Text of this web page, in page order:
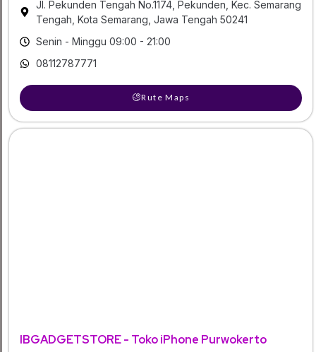
Jl. Pekunden Tengah No.1174, Pekunden, Kec. Semarang
Tengah, Kota Semarang, Jawa Tengah 50241
Senin - Minggu 09:00 - 21:00
08112787771
Rute Maps
IBGADGETSTORE - Toko iPhone Purwokerto